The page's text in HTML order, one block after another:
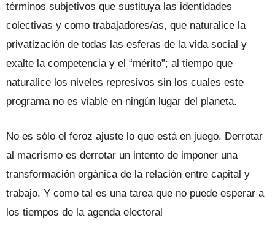
términos subjetivos que sustituya las identidades
colectivas y como trabajadores/as, que naturalice la
privatización de todas las esferas de la vida social y
exalte la competencia y el “mérito”; al tiempo que
naturalice los niveles represivos sin los cuales este
programa no es viable en ningún lugar del planeta.
No es sólo el feroz ajuste lo que está en juego. Derrotar
al macrismo es derrotar un intento de imponer una
transformación orgánica de la relación entre capital y
trabajo. Y como tal es una tarea que no puede esperar a
los tiempos de la agenda electoral